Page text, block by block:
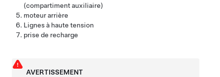
(compartiment auxiliaire)
moteur arrière
Lignes à haute tension
prise de recharge
AVERTISSEMENT